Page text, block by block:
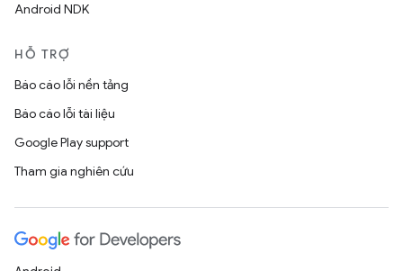
Android NDK
HỖ TRỢ
Báo cáo lỗi nền tảng
Báo cáo lỗi tài liệu
Google Play support
Tham gia nghiên cứu